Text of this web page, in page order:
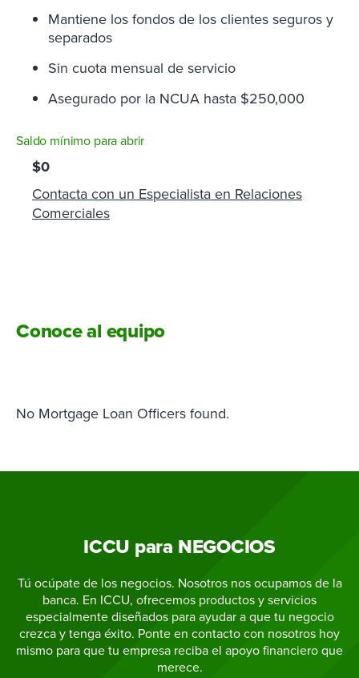
Mantiene los fondos de los clientes seguros y
separados
Sin cuota mensual de servicio
Asegurado por la NCUA hasta $250,000
Saldo mínimo para abrir
$0
Contacta con un Especialista en Relaciones
Comerciales
Conoce al equipo
No Mortgage Loan Officers found.
ICCU para NEGOCIOS
Tú ocúpate de los negocios. Nosotros nos ocupamos de la
banca. En ICCU, ofrecemos productos y servicios
especialmente diseñados para ayudar a que tu negocio
crezca y tenga éxito. Ponte en contacto con nosotros hoy
mismo para que tu empresa reciba el apoyo financiero que
merece.